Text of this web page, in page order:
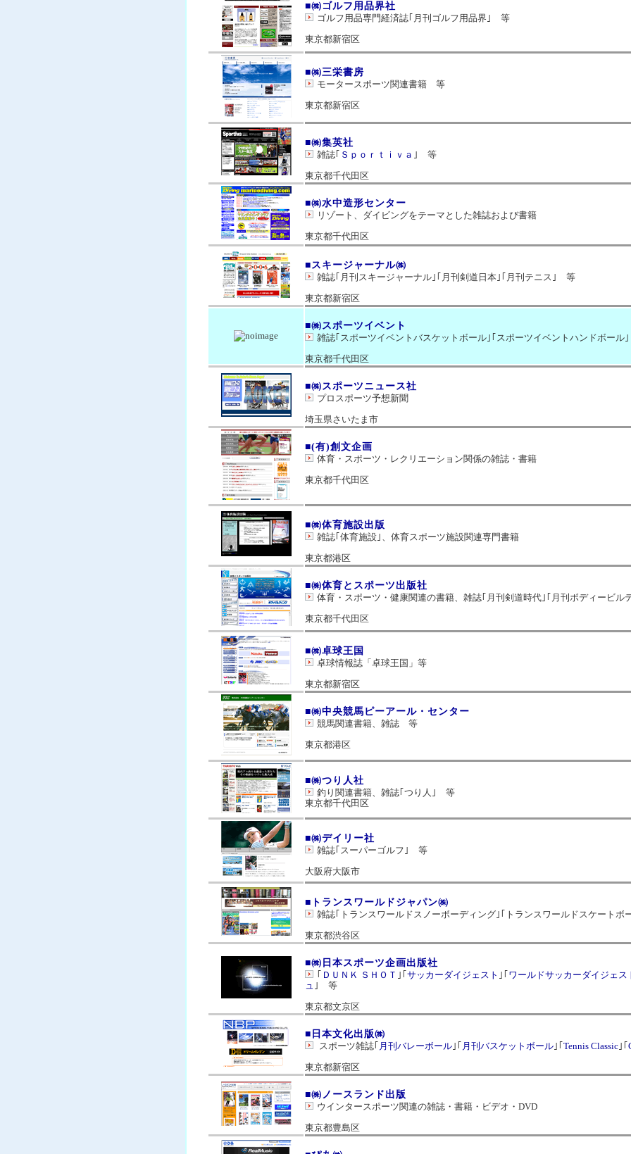
■㈱ゴルフ用品界社
ゴルフ用品専門経済誌｢月刊ゴルフ用品界｣ 等
東京都新宿区
■㈱三栄書房
モータースポーツ関連書籍 等
東京都新宿区
■㈱集英社
雑誌｢ Ｓｐｏｒｔｉｖａ ｣ 等
東京都千代田区
■㈱水中造形センター
リゾート、ダイビングをテーマとした雑誌および書籍
東京都千代田区
■スキージャーナル㈱
雑誌｢月刊スキージャーナル｣｢月刊剣道日本｣｢月刊テニス｣ 等
東京都新宿区
■㈱スポーツイベント
雑誌｢スポーツイベントバスケットボール｣｢スポーツイベントハンドボー
東京都千代田区
■㈱スポーツニュース社
プロスポーツ予想新聞
埼玉県さいたま市
■(有)創文企画
体育・スポーツ・レクリエーション関係の雑誌・書籍
東京都千代田区
■㈱体育施設出版
雑誌｢体育施設｣、体育スポーツ施設関連専門書籍
東京都港区
■㈱体育とスポーツ出版社
体育・スポーツ・健康関連の書籍、雑誌｢月刊剣道時代｣｢月刊ボディー
東京都千代田区
■㈱卓球王国
卓球情報誌「卓球王国」等
東京都新宿区
■㈱中央競馬ピーアール・センター
競馬関連書籍、雑誌 等
東京都港区
■㈱つり人社
釣り関連書籍、雑誌｢つり人｣ 等
東京都千代田区
■㈱デイリー社
雑誌｢スーパーゴルフ｣ 等
大阪府大阪市
■トランスワールドジャパン㈱
雑誌｢トランスワールドスノーボーディング｣｢トランスワールドスケート
東京都渋谷区
■㈱日本スポーツ企画出版社
｢ ＤＵＮＫ ＳＨＯＴ ｣｢ サッカーダイジェスト ｣｢ ワールドサッカーダイジェス
ュ ｣ 等
東京都文京区
■日本文化出版㈱
スポーツ雑誌｢ 月刊バレーボール ｣｢ 月刊バスケットボール ｣｢ Tennis Classic ｣｢
東京都新宿区
■㈱ノースランド出版
ウインタースポーツ関連の雑誌・書籍・ビデオ・DVD
東京都豊島区